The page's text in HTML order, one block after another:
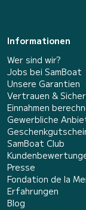
Informationen
Wer sind wir?
Jobs bei SamBoat
Unsere Garantien
Vertrauen &
Einnahmen
Gewerbliche
SamBoat Club
Presse
Fondation de la
Erfahrungen
Blog